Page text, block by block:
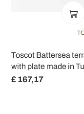
Toscot Battersea
with plate made in
£ 167,17